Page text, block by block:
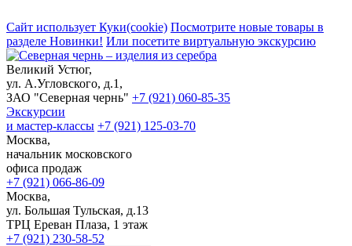
Сайт использует Куки(cookie) Посмотрите новые товары в
разделе Новинки! Или посетите виртуальную экскурсию
Великий Устюг,
ул. А.Угловского, д.1,
ЗАО "Северная чернь" +7 (921) 060-85-35
Экскурсии
и мастер-классы +7 (921) 125-03-70
Москва,
начальник московского
офиса продаж
+7 (921) 066-86-09
Москва,
ул. Большая Тульская, д.13
ТРЦ Ереван Плаза, 1 этаж
+7 (921) 230-58-52